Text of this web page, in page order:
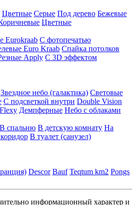
Цветные Серые Под дерево Бежевые
Цветные
Еurokraab С фотопечатью
Euro Kraab Спайка потолков
Apply С 3D эффектом
Звездное небо (галактика) Световые
С подсветкой внутри Double Vision
Демпферные Небо с облаками
В спальню В детскую комнату На
В туалет (санузел)
Descor Bauf Teqtum km2 Pongs
информационный характер и